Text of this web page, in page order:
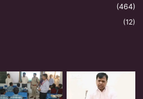
(464)
(12)